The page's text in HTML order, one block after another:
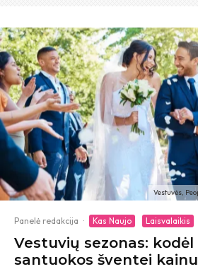
Vestuvės,
Panelė redakcija · Kas Naujo Laisvalaikis
Vestuvių sezonas:
santuokos šventei